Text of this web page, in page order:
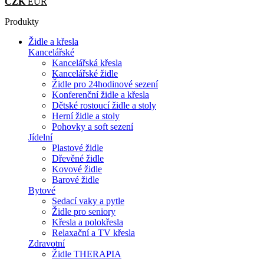
Produkty
Židle a křesla
Kancelářské
Kancelářská křesla
Kancelářské židle
Židle pro 24hodinové sezení
Konferenční židle a křesla
Dětské rostoucí židle a stoly
Herní židle a stoly
Pohovky a soft sezení
Jídelní
Plastové židle
Dřevěné židle
Kovové židle
Barové židle
Bytové
Sedací vaky a pytle
Židle pro seniory
Křesla a polokřesla
Relaxační a TV křesla
Zdravotní
Židle THERAPIA